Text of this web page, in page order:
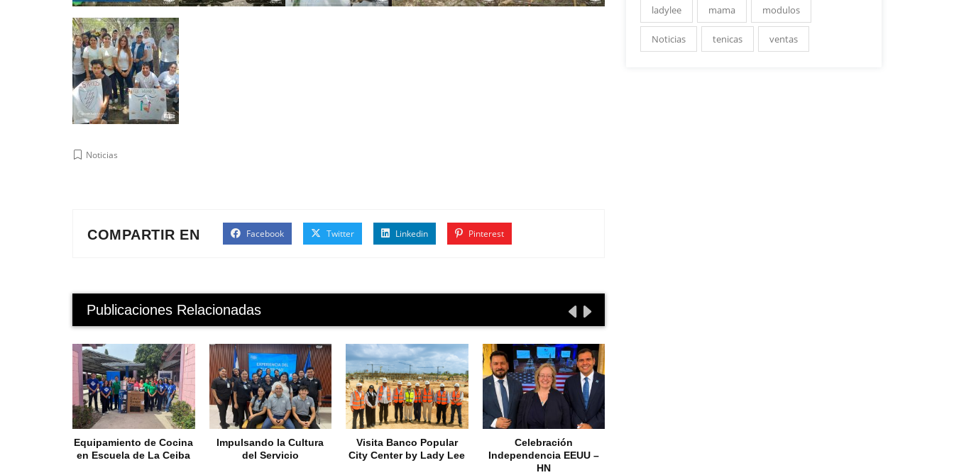
Noticias
COMPARTIR EN Facebook Twitter Linkedin Pinterest
Publicaciones Relacionadas
Equipamiento de Cocina
en Escuela de La Ceiba
Impulsando la Cultura
del Servicio
Visita Banco Popular
City Center by Lady Lee
Celebración
Independencia EEUU –
HN
ladylee mama modulos
Noticias tenicas ventas